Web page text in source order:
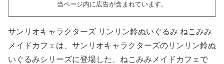
当ページ内に広告が含まれています。
サンリオキャラクターズ リンリン鈴ぬいぐるみ ねこみみ
メイドカフェは、サンリオキャラクターズのリンリン鈴ぬ
いぐるみシリーズに登場した、ねこみみメイドカフェで